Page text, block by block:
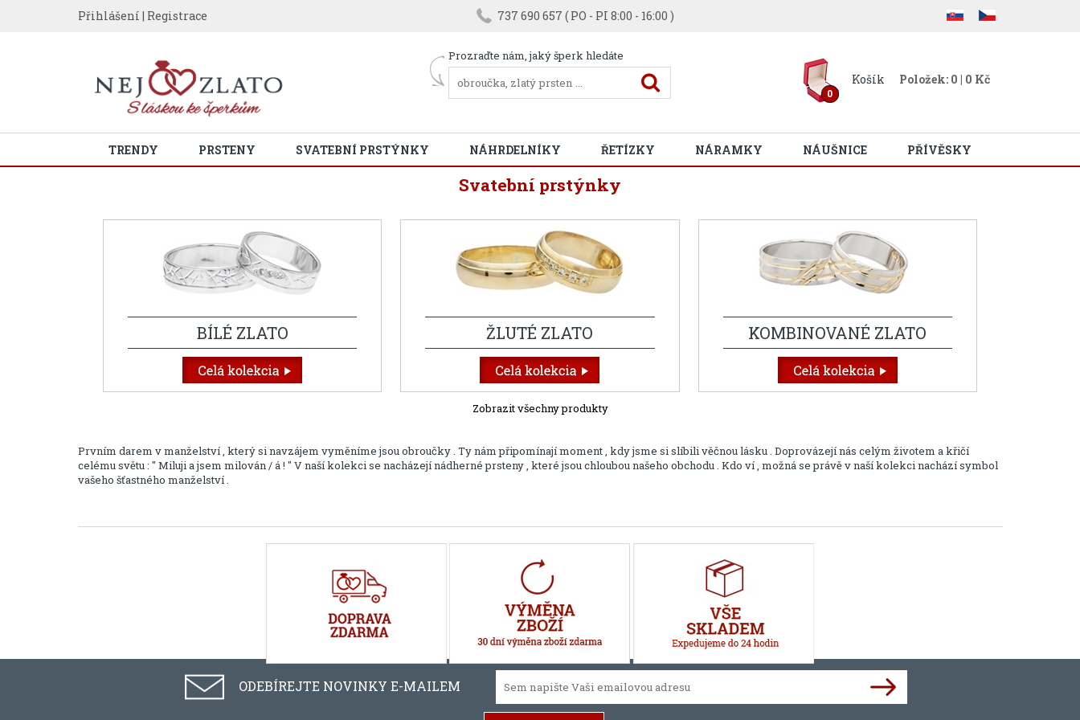
Přihlášení | Registrace 737 690 657 ( PO - PI 8:00 - 16:00 )
Prozraďte nám, jaký šperk hledáte
0
Košík Položek: 0 | 0 Kč
TRENDY PRSTENY SVATEBNÍ PRSTÝNKY NÁHRDELNÍKY ŘETÍZKY NÁRAMKY NÁUŠNICE PŘÍVĚSKY
Svatební prstýnky
BÍLÉ ZLATO ŽLUTÉ ZLATO KOMBINOVANÉ ZLATO
Zobrazit všechny produkty
Prvním darem v manželství , který si navzájem vyměníme jsou obroučky . Ty nám připomínají moment , kdy jsme si slíbili věčnou lásku . Doprovázejí nás celým životem a křičí
celému světu : " Miluji a jsem milován / á ! " V naší kolekci se nacházejí nádherné prsteny , které jsou chloubou našeho obchodu . Kdo ví , možná se právě v naší kolekci nachází symbol
vašeho šťastného manželství .
ODEBÍREJTE NOVINKY E-MAILEM